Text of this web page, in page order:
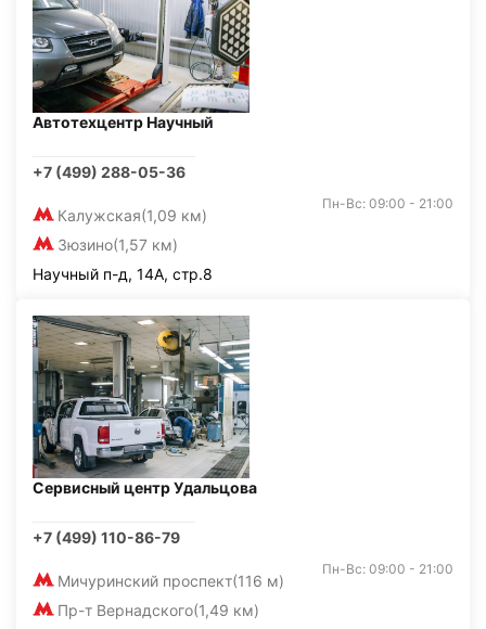
Автотехцентр Научный
+7 (499) 288-05-36
Калужская(1,09 км)
Зюзино(1,57 км)
Пн-Вс: 09:00 - 21:00
Научный п-д, 14А, стр.8
Сервисный центр Удальцова
+7 (499) 110-86-79
Мичуринский проспект(116 м)
Пр-т Вернадского(1,49 км)
Пн-Вс: 09:00 - 21:00